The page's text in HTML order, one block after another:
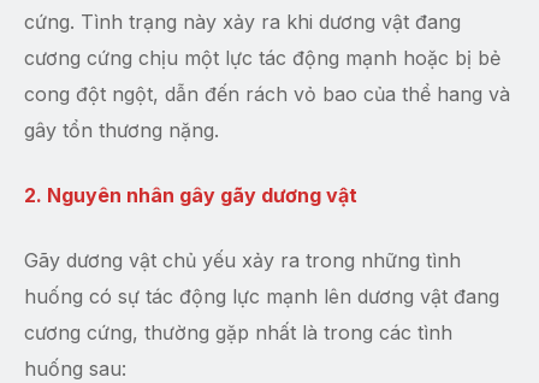
cứng. Tình trạng này xảy ra khi dương vật đang
cương cứng chịu một lực tác động mạnh hoặc bị bẻ
cong đột ngột, dẫn đến rách vỏ bao của thể hang và
gây tổn thương nặng.
2. Nguyên nhân gây gãy dương vật
Gãy dương vật chủ yếu xảy ra trong những tình
huống có sự tác động lực mạnh lên dương vật đang
cương cứng, thường gặp nhất là trong các tình
huống sau: